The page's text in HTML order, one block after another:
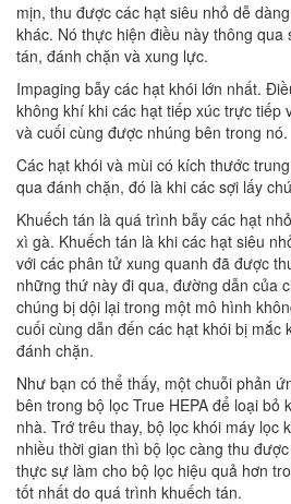
mịn, thu được các hạt siêu nhỏ dễ
khác. Nó thực hiện điều này thông
tán, đánh chặn và xung lực.
Impaging bẫy các hạt khói lớn nhất.
không khí khi các hạt tiếp xúc trực tiếp
và cuối cùng được nhúng bên trong nó.
Các hạt khói và mùi có kích thước
qua đánh chặn, đó là khi các sợi lấy
Khuếch tán là quá trình bẫy các hạt
xì gà. Khuếch tán là khi các hạt siêu
với các phân tử xung quanh đã được
những thứ này đi qua, đường dẫn của
chúng bị dội lại trong một mô hình
cuối cùng dẫn đến các hạt khói bị mắc
đánh chặn.
Như bạn có thể thấy, một chuỗi phản
bên trong bộ lọc True HEPA để loại bỏ
nhà. Trớ trêu thay, bộ lọc khói máy lọc
nhiều thời gian thì bộ lọc càng thu
thực sự làm cho bộ lọc hiệu quả hơn
tốt nhất do quá trình khuếch tán.